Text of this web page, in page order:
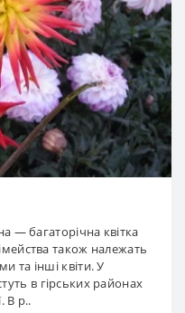
— багаторічна квітка
також належать
та інші квіти. У
в гірських районах
В р..